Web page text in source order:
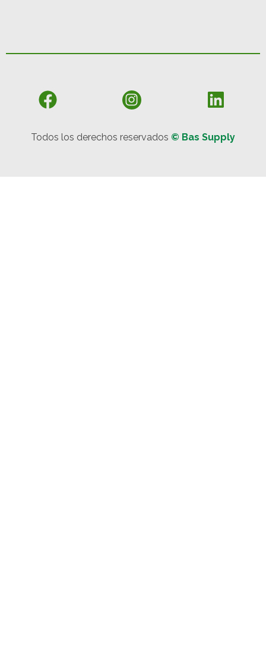
Todos los derechos reservados © Bas Supply